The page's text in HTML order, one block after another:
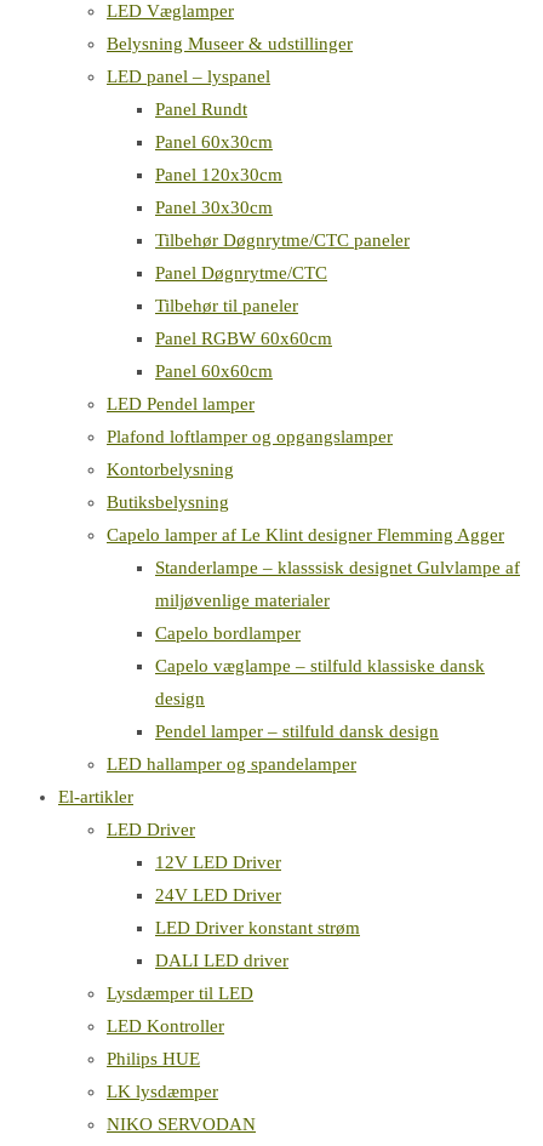
LED Væglamper
Belysning Museer & udstillinger
LED panel – lyspanel
Panel Rundt
Panel 60x30cm
Panel 120x30cm
Panel 30x30cm
Tilbehør Døgnrytme/CTC paneler
Panel Døgnrytme/CTC
Tilbehør til paneler
Panel RGBW 60x60cm
Panel 60x60cm
LED Pendel lamper
Plafond loftlamper og opgangslamper
Kontorbelysning
Butiksbelysning
Capelo lamper af Le Klint designer Flemming Agger
Standerlampe – klasssisk designet Gulvlampe af
miljøvenlige materialer
Capelo bordlamper
Capelo væglampe – stilfuld klassiske dansk
design
Pendel lamper – stilfuld dansk design
LED hallamper og spandelamper
El-artikler
LED Driver
12V LED Driver
24V LED Driver
LED Driver konstant strøm
DALI LED driver
Lysdæmper til LED
LED Kontroller
Philips HUE
LK lysdæmper
NIKO SERVODAN